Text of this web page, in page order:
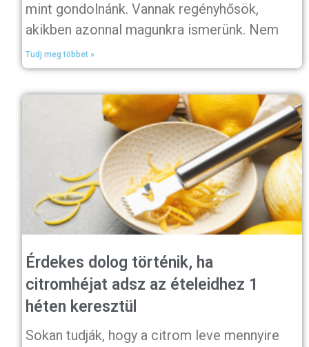
mint gondolnánk. Vannak regényhősök,
akikben azonnal magunkra ismerünk. Nem
Tudj meg többet »
Érdekes dolog történik, ha
citromhéjat adsz az ételeidhez 1
héten keresztül
Sokan tudják, hogy a citrom leve mennyire